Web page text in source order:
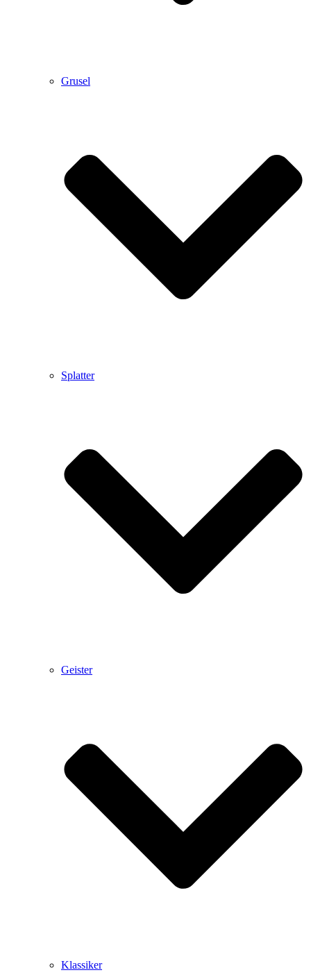
Grusel
Splatter
Geister
Klassiker